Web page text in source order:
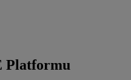
Platformu